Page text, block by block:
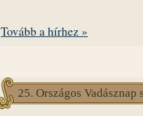
Tovább a hírhez »
25. Országos